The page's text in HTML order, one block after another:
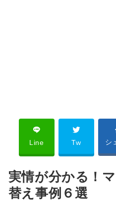
Line Tw シ
実情が分かる！
替え事例６選